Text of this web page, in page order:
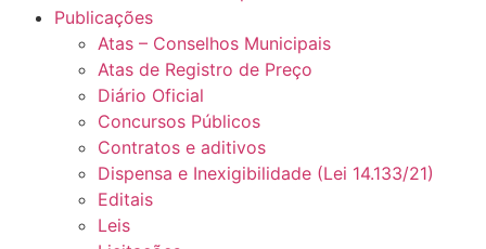
Publicações
Atas – Conselhos Municipais
Atas de Registro de Preço
Diário Oficial
Concursos Públicos
Contratos e aditivos
Dispensa e Inexigibilidade (Lei 14.133/21)
Editais
Leis